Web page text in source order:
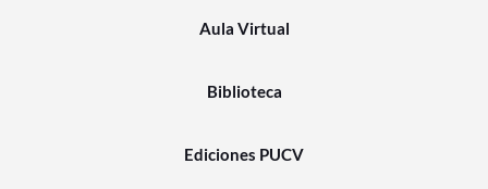
Aula Virtual
Biblioteca
Ediciones PUCV